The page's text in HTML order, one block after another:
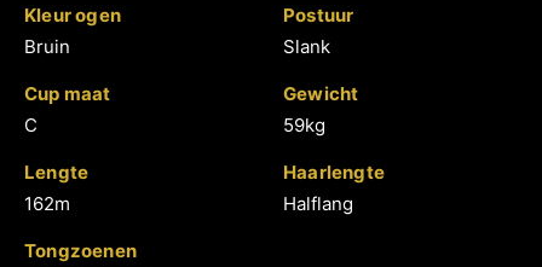
Kleur ogen
Bruin
Postuur
Slank
Cup maat
C
Gewicht
59kg
Lengte
162m
Haarlengte
Halflang
Tongzoenen